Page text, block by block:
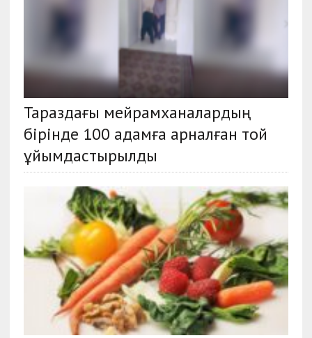
Тараздағы мейрамханалардың
бірінде 100 адамға арналған той
ұйымдастырылды